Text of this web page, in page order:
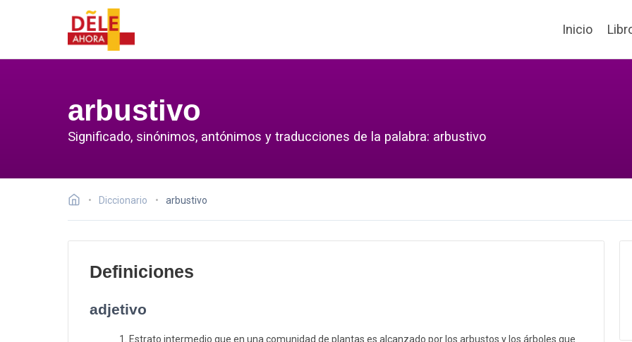
Inicio
arbustivo
Significado, sinónimos, antónimos y traducciones de la palabra: arbustivo
Diccionario arbustivo
Definiciones
adjetivo
Estrato intermedio que en una comunidad de plantas es alcanzado por los arbustos y los árboles que